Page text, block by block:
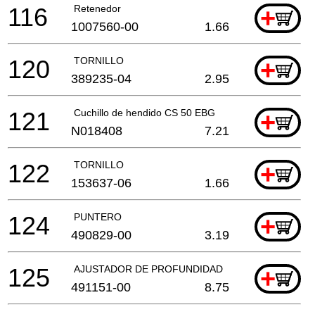
Retenedor +
116 1007560-00 1.66
TORNILLO +
120 389235-04 2.95
Cuchillo de hendido CS 50 EBG +
121 N018408 7.21
TORNILLO +
122 153637-06 1.66
PUNTERO +
124 490829-00 3.19
AJUSTADOR DE PROFUNDIDAD +
125 491151-00 8.75